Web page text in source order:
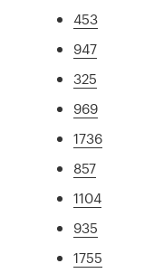
453
947
325
969
1736
857
1104
935
1755